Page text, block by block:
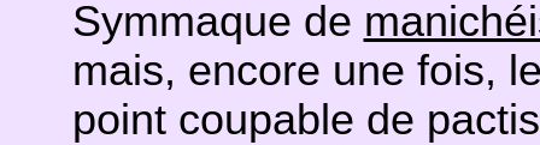
Symmaque de
mais, encore une fois,
point coupable de